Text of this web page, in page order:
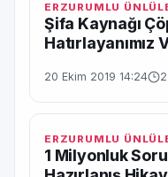
ERZURUMLU
Şifa Kaynağı
Hatırlayanımız
20 Ekim 2019 14:24
ERZURUMLU
1 Milyonluk